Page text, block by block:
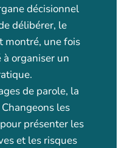
décisionnel
délibérer, le
montré, une fois
organiser un
de parole, la
les
présenter les
et les risques